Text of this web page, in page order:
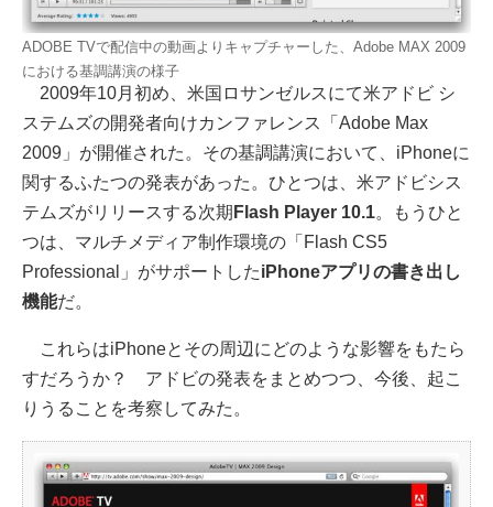
ADOBE TVで配信中の動画よりキャプチャーした、Adobe MAX 2009
における基調講演の様子
2009年10月初め、米国ロサンゼルスにて米アドビ シ
ステムズの開発者向けカンファレンス「Adobe Max
2009」が開催された。その基調講演において、iPhoneに
関するふたつの発表があった。ひとつは、米アドビシス
テムズがリリースする次期 Flash Player 10.1。もうひと
つは、マルチメディア制作環境の「Flash CS5
Professional」がサポートしたiPhoneアプリの書き出し
機能だ。
これらはiPhoneとその周辺にどのような影響をもたら
すだろうか？ アドビの発表をまとめつつ、今後、起こ
りうることを考察してみた。